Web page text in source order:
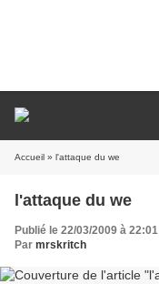
Accueil » l'attaque du we
l'attaque du we
Publié le 22/03/2009 à 22:01
Par mrskritch